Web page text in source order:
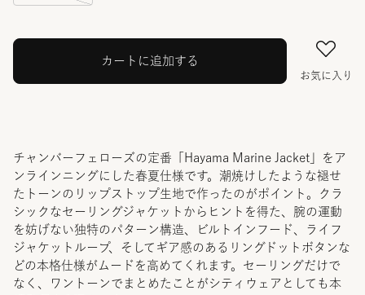
カートに追加する
お気に入り
チャンバーフェローズの定番「Hayama Marine Jacket」をア
ンラインニングにした春夏仕様です。潮焼けしたような褪せ
たトーンのリップストップ生地で作ったのがポイント。クラ
シックなセーリングジャケットからヒントを得た、腕の運動
を妨げない独特のパターン構造、ビルトインフード、ライフ
ジャケットループ、そしてギア感のあるリングドットボタンな
どの本格仕様がムードを高めてくれます。セーリングだけで
なく、ワントーンでまとめたことがシティウェアとしても本